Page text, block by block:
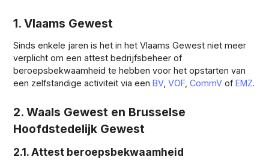
1. Vlaams Gewest
Sinds enkele jaren is het in het Vlaams Gewest niet meer
verplicht om een attest bedrijfsbeheer of
beroepsbekwaamheid te hebben voor het opstarten van
een zelfstandige activiteit via een BV, VOF ,CommV of EMZ.
2. Waals Gewest en Brusselse
Hoofdstedelijk Gewest
2.1. Attest beroepsbekwaamheid